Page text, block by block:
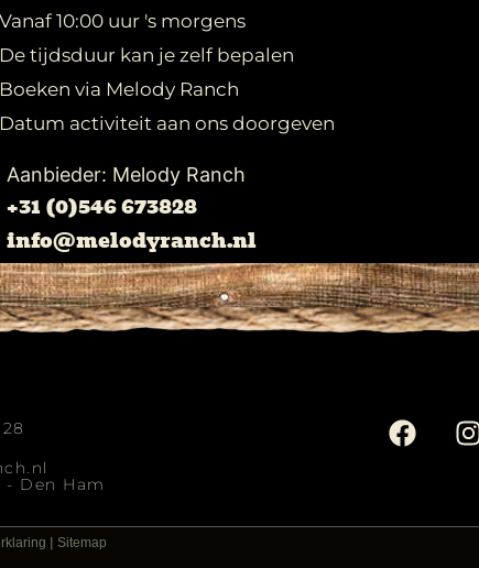
Vanaf 10:00 uur 's morgens
De tijdsduur kan je zelf bepalen
Boeken via Melody Ranch
Datum activiteit aan ons doorgeven
Aanbieder: Melody Ranch
+31 (0)546 673828
info@melodyranch.nl
- Den Ham
| Sitemap